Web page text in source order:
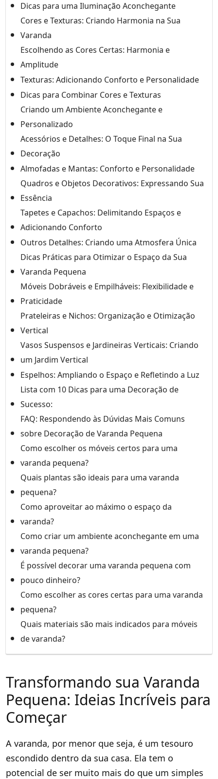
Dicas para uma Iluminação Aconchegante
Cores e Texturas: Criando Harmonia na Sua
Varanda
Escolhendo as Cores Certas: Harmonia e
Amplitude
Texturas: Adicionando Conforto e Personalidade
Dicas para Combinar Cores e Texturas
Criando um Ambiente Aconchegante e
Personalizado
Acessórios e Detalhes: O Toque Final na Sua
Decoração
Almofadas e Mantas: Conforto e Personalidade
Quadros e Objetos Decorativos: Expressando Sua
Essência
Tapetes e Capachos: Delimitando Espaços e
Adicionando Conforto
Outros Detalhes: Criando uma Atmosfera Única
Dicas Práticas para Otimizar o Espaço da Sua
Varanda Pequena
Móveis Dobráveis e Empilháveis: Flexibilidade e
Praticidade
Prateleiras e Nichos: Organização e Otimização
Vertical
Vasos Suspensos e Jardineiras Verticais: Criando
um Jardim Vertical
Espelhos: Ampliando o Espaço e Refletindo a Luz
Lista com 10 Dicas para uma Decoração de
Sucesso:
FAQ: Respondendo às Dúvidas Mais Comuns
sobre Decoração de Varanda Pequena
Como escolher os móveis certos para uma
varanda pequena?
Quais plantas são ideais para uma varanda
pequena?
Como aproveitar ao máximo o espaço da
varanda?
Como criar um ambiente aconchegante em uma
varanda pequena?
É possível decorar uma varanda pequena com
pouco dinheiro?
Como escolher as cores certas para uma varanda
pequena?
Quais materiais são mais indicados para móveis
de varanda?
Transformando sua Varanda
Pequena: Ideias Incríveis para
Começar
A varanda, por menor que seja, é um tesouro
escondido dentro da sua casa. Ela tem o
potencial de ser muito mais do que um simples